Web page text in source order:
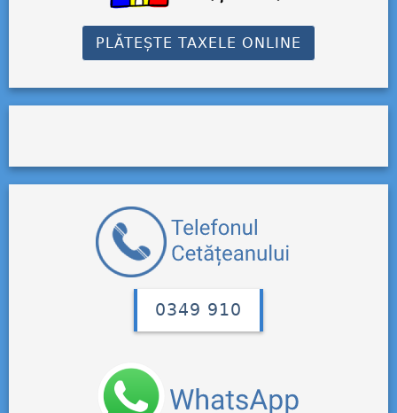
PLĂTEȘTE TAXELE ONLINE
0349 910